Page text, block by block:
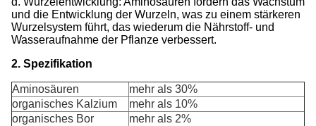
und die Entwicklung der Wurzeln, was zu einem stärkeren
Wurzelsystem führt, das wiederum die Nährstoff- und
Wasseraufnahme der Pflanze verbessert.
2. Spezifikation
Aminosäuren
mehr als 30%
organisches Kalzium
mehr als 10%
organisches Bor
mehr als 2%